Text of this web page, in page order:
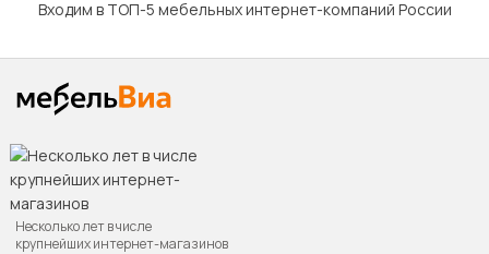
Входим в ТОП-5 мебельных интернет-компаний России
Несколько лет в числе
крупнейших интернет-магазинов